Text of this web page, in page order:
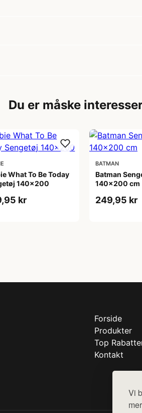
Vi
Du er måske
What To Be Today
140x200
kr
BATMAN
Batman
140x200 cm
249,95 kr
Forside
Produkter
Top
Kontakt